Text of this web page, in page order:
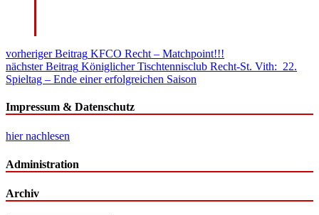
Beitragsnavigation
vorheriger Beitrag KFCO Recht – Matchpoint!!!
nächster Beitrag Königlicher Tischtennisclub Recht-St. Vith: 22.
Spieltag – Ende einer erfolgreichen Saison
Impressum & Datenschutz
hier nachlesen
Administration
Archiv